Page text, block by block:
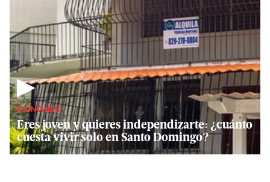
▶
ECONOLIBRE
Eres joven y quieres independizarte: ¿cuánto
cuesta vivir solo en Santo Domingo?